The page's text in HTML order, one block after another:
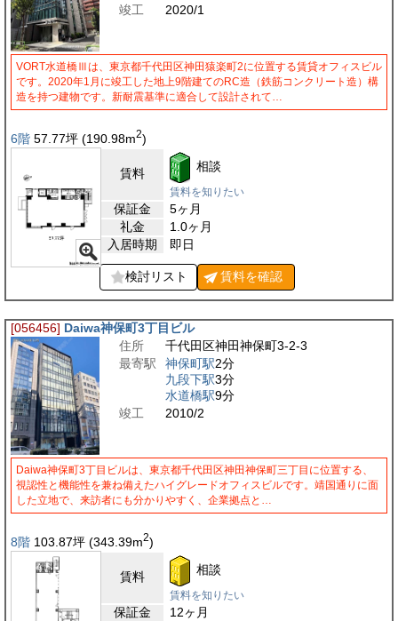
竣工
2020/1
VORT水道橋Ⅲは、東京都千代田区神田猿楽町2に位置する賃貸オフィスビル
です。2020年1月に竣工した地上9階建てのRC造（鉄筋コンクリート造）構
造を持つ建物です。新耐震基準に適合して設計されて…
6階 57.77坪 (190.98m2)
賃料 相談
賃料を知りたい
保証金
5ヶ月
礼金
1.0ヶ月
入居時期
即日
検討リスト 賃料を確認
[056456] Daiwa神保町3丁目ビル
住所
千代田区神田神保町3-2-3
最寄駅
神保町駅2分
九段下駅3分
水道橋駅9分
竣工
2010/2
Daiwa神保町3丁目ビルは、東京都千代田区神田神保町三丁目に位置する、
視認性と機能性を兼ね備えたハイグレードオフィスビルです。靖国通りに面
した立地で、来訪者にも分かりやすく、企業拠点と…
8階 103.87坪 (343.39m2)
賃料 相談
賃料を知りたい
保証金
12ヶ月